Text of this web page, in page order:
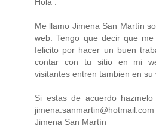
Me llamo Jimena San Martín
web. Tengo que decir que
felicito por hacer un buen
contar con tu sitio en mi
visitantes entren tambien en su
Si estas de acuerdo
jimena.sanmartin@hotmail.com
Jimena San Martín